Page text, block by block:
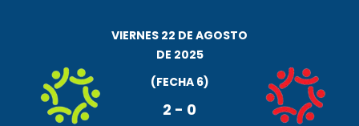
VIERNES 22 DE AGOSTO
DE 2025
(FECHA 6)
2 - 0